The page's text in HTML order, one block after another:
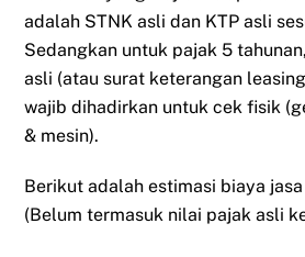
adalah STNK asli dan KTP asli
Sedangkan untuk pajak 5
asli (atau surat keterangan
wajib dihadirkan untuk cek fisik
& mesin).
Berikut adalah estimasi biaya
(Belum termasuk nilai pajak asli